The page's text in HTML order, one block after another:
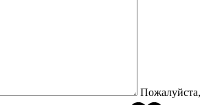
Пожалуйста,